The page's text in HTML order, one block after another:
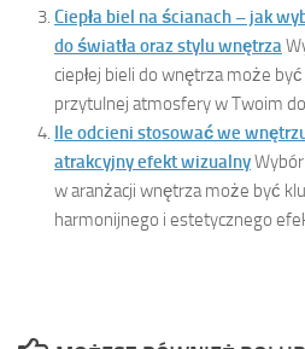
Ciepła biel na ścianach – jak
do światła oraz stylu wnętrza
ciepłej bieli do wnętrza może
przytulnej atmosfery w Twoim
Ile odcieni stosować we
atrakcyjny efekt wizualny
w aranżacji wnętrza może być
harmonijnego i estetycznego